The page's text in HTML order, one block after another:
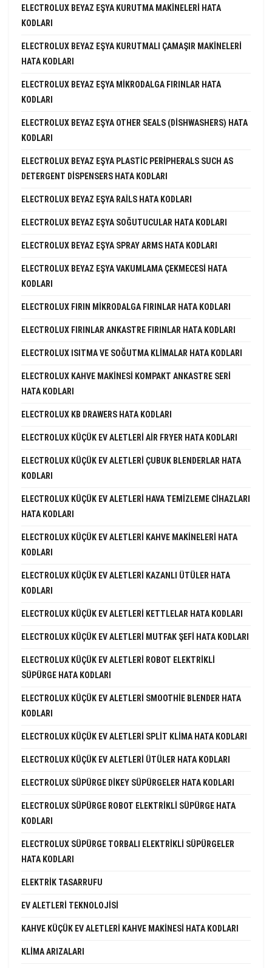
ELECTROLUX BEYAZ EŞYA KURUTMA MAKINELERI HATA
KODLARI
ELECTROLUX BEYAZ EŞYA KURUTMALI ÇAMAŞIR MAKINELERI
HATA KODLARI
ELECTROLUX BEYAZ EŞYA MIKRODALGA FIRINLAR HATA
KODLARI
ELECTROLUX BEYAZ EŞYA OTHER SEALS (DISHWASHERS) HATA
KODLARI
ELECTROLUX BEYAZ EŞYA PLASTIC PERIPHERALS SUCH AS
DETERGENT DISPENSERS HATA KODLARI
ELECTROLUX BEYAZ EŞYA RAILS HATA KODLARI
ELECTROLUX BEYAZ EŞYA SOĞUTUCULAR HATA KODLARI
ELECTROLUX BEYAZ EŞYA SPRAY ARMS HATA KODLARI
ELECTROLUX BEYAZ EŞYA VAKUMLAMA ÇEKMECESI HATA
KODLARI
ELECTROLUX FIRIN MIKRODALGA FIRINLAR HATA KODLARI
ELECTROLUX FIRINLAR ANKASTRE FIRINLAR HATA KODLARI
ELECTROLUX ISITMA VE SOĞUTMA KLIMALAR HATA KODLARI
ELECTROLUX KAHVE MAKINESI KOMPAKT ANKASTRE SERI
HATA KODLARI
ELECTROLUX KB DRAWERS HATA KODLARI
ELECTROLUX KÜÇÜK EV ALETLERI AIR FRYER HATA KODLARI
ELECTROLUX KÜÇÜK EV ALETLERI ÇUBUK BLENDERLAR HATA
KODLARI
ELECTROLUX KÜÇÜK EV ALETLERI HAVA TEMIZLEME CIHAZLARI
HATA KODLARI
ELECTROLUX KÜÇÜK EV ALETLERI KAHVE MAKINELERI HATA
KODLARI
ELECTROLUX KÜÇÜK EV ALETLERI KAZANLI ÜTÜLER HATA
KODLARI
ELECTROLUX KÜÇÜK EV ALETLERI KETTLELAR HATA KODLARI
ELECTROLUX KÜÇÜK EV ALETLERI MUTFAK ŞEFI HATA KODLARI
ELECTROLUX KÜÇÜK EV ALETLERI ROBOT ELEKTRIKLI
SÜPÜRGE HATA KODLARI
ELECTROLUX KÜÇÜK EV ALETLERI SMOOTHIE BLENDER HATA
KODLARI
ELECTROLUX KÜÇÜK EV ALETLERI SPLIT KLIMA HATA KODLARI
ELECTROLUX KÜÇÜK EV ALETLERI ÜTÜLER HATA KODLARI
ELECTROLUX SÜPÜRGE DIKEY SÜPÜRGELER HATA KODLARI
ELECTROLUX SÜPÜRGE ROBOT ELEKTRIKLI SÜPÜRGE HATA
KODLARI
ELECTROLUX SÜPÜRGE TORBALI ELEKTRIKLI SÜPÜRGELER
HATA KODLARI
ELEKTRIK TASARRUFU
EV ALETLERI TEKNOLOJISI
KAHVE KÜÇÜK EV ALETLERI KAHVE MAKINESI HATA KODLARI
KLIMA ARIZALARI